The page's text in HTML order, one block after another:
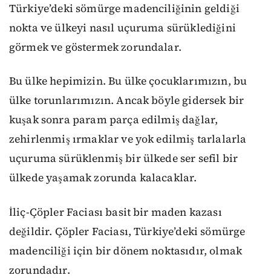
Türkiye’deki sömürge madenciliğinin geldiği
nokta ve ülkeyi nasıl uçuruma sürüklediğini
görmek ve göstermek zorundalar.
Bu ülke hepimizin. Bu ülke çocuklarımızın, bu
ülke torunlarımızın. Ancak böyle gidersek bir
kuşak sonra param parça edilmiş dağlar,
zehirlenmiş ırmaklar ve yok edilmiş tarlalarla
uçuruma sürüklenmiş bir ülkede ser sefil bir
ülkede yaşamak zorunda kalacaklar.
İliç-Çöpler Faciası basit bir maden kazası
değildir. Çöpler Faciası, Türkiye’deki sömürge
madenciliği için bir dönem noktasıdır, olmak
zorundadır.